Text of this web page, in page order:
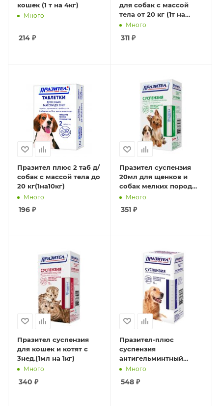
кошек (1 т на 4кг)
Много
214 ₽
для собак с массой
тела от 20 кг (1т на
10кг)
Много
311₽
Празител плюс 2 таб д/
собак с массой тела до
20 кг(1на10кг)
Много
196 ₽
Празител суспензия
20мл для щенков и
собак мелких пород
(1мл на 1кг)
Много
351₽
Празител суспензия
для кошек и котят с
3нед.(1мл на 1кг)
Много
340 ₽
Празител-плюс
суспензия
антигельминтный
препарат для собак
пород10мл(1мл на 10кг)
Много
548₽